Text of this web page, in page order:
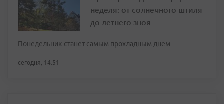
неделя: от солнечного штиля
до летнего зноя
Понедельник станет самым прохладным днем
сегодня, 14:51